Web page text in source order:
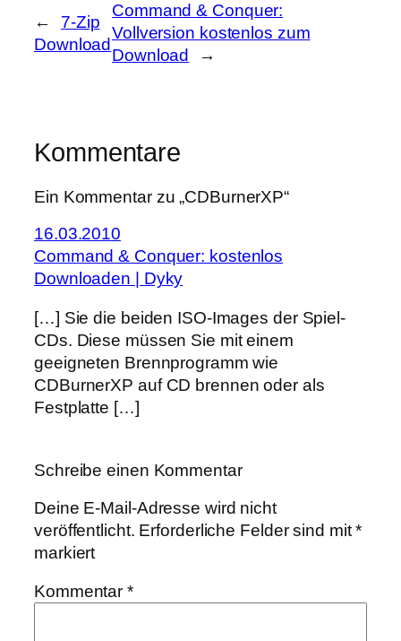
←
7-Zip
Download
Command & Conquer:
Vollversion kostenlos zum
Download
→
Kommentare
Ein Kommentar zu „CDBurnerXP“
16.03.2010
Command & Conquer: kostenlos
Downloaden | Dyky
[…] Sie die beiden ISO-Images der Spiel-
CDs. Diese müssen Sie mit einem
geeigneten Brennprogramm wie
CDBurnerXP auf CD brennen oder als
Festplatte […]
Schreibe einen Kommentar
Deine E-Mail-Adresse wird nicht
veröffentlicht. Erforderliche Felder sind mit*
markiert
Kommentar*